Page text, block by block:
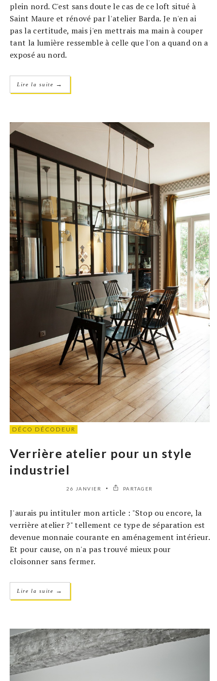
plein nord. C'est sans doute le cas de ce loft situé à
Saint Maure et rénové par l'atelier Barda. Je n'en ai
pas la certitude, mais j'en mettrais ma main à couper
tant la lumière ressemble à celle que l'on a quand on a
exposé au nord.
Lire la suite →
DÉCO DÉCODEUR
Verrière atelier pour un style
industriel
26 JANVIER PARTAGER
J'aurais pu intituler mon article : "Stop ou encore, la
verrière atelier ?" tellement ce type de séparation est
devenue monnaie courante en aménagement intérieur.
Et pour cause, on n'a pas trouvé mieux pour
cloisonner sans fermer.
Lire la suite →